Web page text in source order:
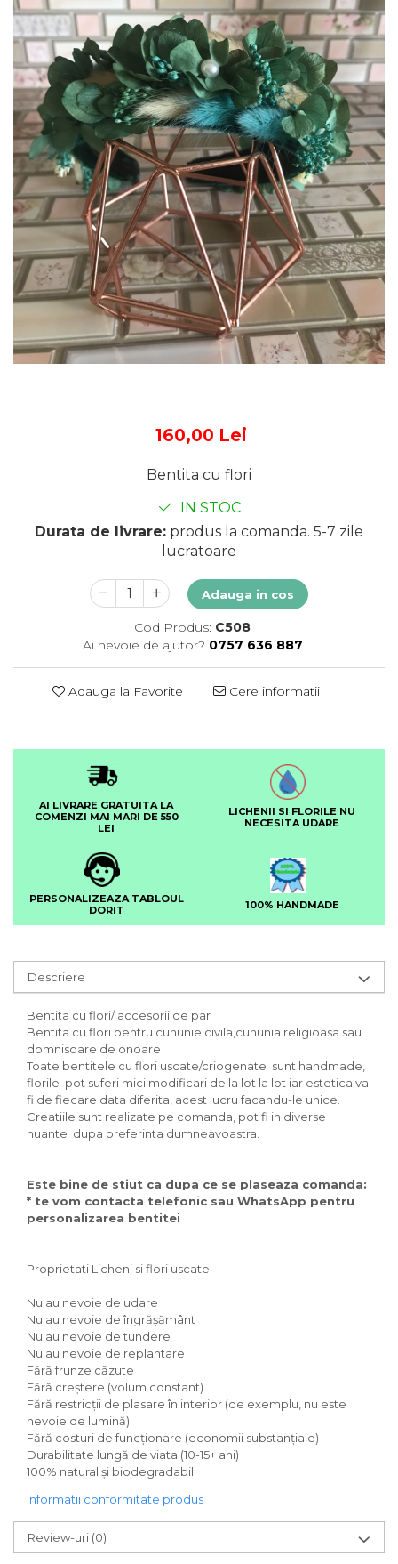
Tablou cu licheni Prietena
Tablou licheni pentru Barbati
Tablouri 40/30
Tablouri cu licheni pe canvas
Tablouri cu licheni pentru Nasi
si Fini
Tablouri fluturi
160,00 Lei
Bentita cu flori
IN STOC
Durata de livrare: produs la comanda. 5-7 zile
lucratoare
Adauga in cos
Cod Produs: C508
Ai nevoie de ajutor? 0757 636 887
Adauga la Favorite Cere informatii
AI LIVRARE GRATUITA LA
COMENZI MAI MARI DE 550
LEI
LICHENII SI FLORILE NU
NECESITA UDARE
PERSONALIZEAZA TABLOUL
DORIT
100% HANDMADE
Descriere
Bentita cu flori/ accesorii de par
Bentita cu flori pentru cununie civila,cununia religioasa sau
domnisoare de onoare
Toate bentitele cu flori uscate/criogenate sunt handmade,
florile pot suferi mici modificari de la lot la lot iar estetica va
fi de fiecare data diferita, acest lucru facandu-le unice.
Creatiile sunt realizate pe comanda, pot fi in diverse
nuante dupa preferinta dumneavoastra.
Este bine de stiut ca dupa ce se plaseaza comanda:
* te vom contacta telefonic sau WhatsApp pentru
personalizarea bentitei
Proprietati Licheni si flori uscate
Nu au nevoie de udare
Nu au nevoie de îngrășământ
Nu au nevoie de tundere
Nu au nevoie de replantare
Fără frunze căzute
Fără creștere (volum constant)
Fără restricții de plasare în interior (de exemplu, nu este
nevoie de lumină)
Fără costuri de funcționare (economii substanțiale)
Durabilitate lungă de viata (10-15+ ani)
100% natural și biodegradabil
Informatii conformitate produs
Review-uri (0)